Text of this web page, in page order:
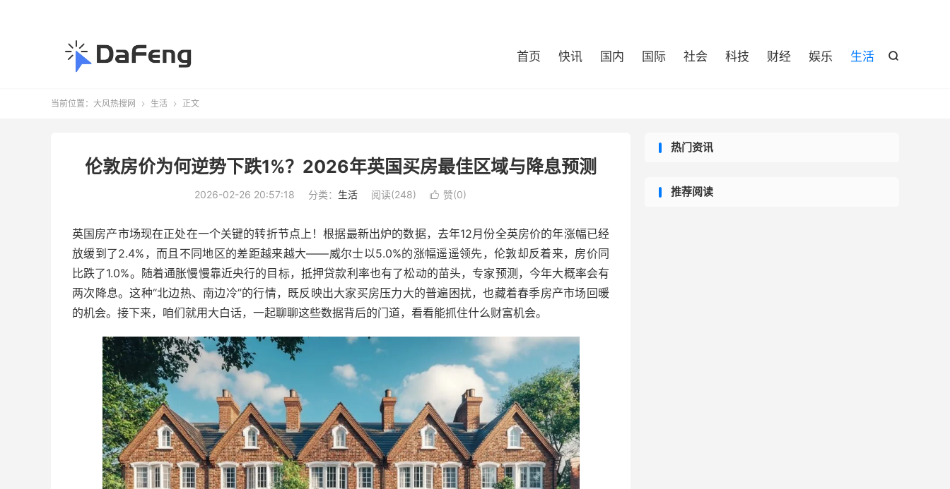

首页 快讯 国内 国际 社会 科技 财经 娱乐 生活
当前位置： 大风热搜网  生活  正文
伦敦房价为何逆势下跌1%？2026年英国买房最佳区域与降息预测
2026-02-26 20:57:18 分类： 生活 阅读(248)  赞(0)
英国房产市场现在正处在一个关键的转折节点上！根据最新出炉的数据，去年12月份全英房价的年涨幅已经
放缓到了2.4%，而且不同地区的差距越来越大——威尔士以5.0%的涨幅遥遥领先，伦敦却反着来，房价同
比跌了1.0%。随着通胀慢慢靠近央行的目标，抵押贷款利率也有了松动的苗头，专家预测，今年大概率会有
两次降息。这种“北边热、南边冷”的行情，既反映出大家买房压力大的普遍困扰，也藏着春季房产市场回暖
的机会。接下来，咱们就用大白话，一起聊聊这些数据背后的门道，看看能抓住什么财富机会。
热门资讯
推荐阅读